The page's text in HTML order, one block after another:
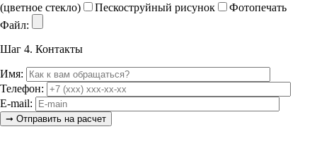
(цветное стекло)
Пескоструйный рисунок
Фотопечать
Файл:
Шаг 4. Контакты
Имя:
Телефон:
E-mail: